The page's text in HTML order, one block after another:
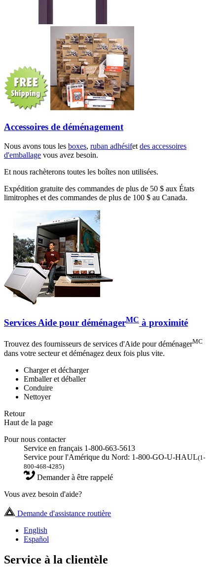
Accessoires de déménagement
Nous avons tous les boxes, ruban adhésifet des accessoires
d'emballage vous avez besoin.
Et nous rachèterons toutes les boîtes non utilisées.
Expédition gratuite des commandes de plus de 50 $ aux États
limitrophes et des commandes de plus de 100 $ au Canada.
Services Aide pour déménagerMC à proximité
Trouvez des fournisseurs de services d'Aide pour déménagerMC
dans votre secteur et déménagez deux fois plus vite.
Charger et décharger
Emballer et déballer
Conduire
Nettoyer
Retour
Haut de la page
Pour nous contacter
Service en français 1-800-663-5613
Service pour l'Amérique du Nord: 1-800-GO-U-HAUL(1-
800-468-4285)
Demander à être rappelé
Vous avez besoin d'aide?
Demande d'assistance routière
English
Español
Service à la clientèle